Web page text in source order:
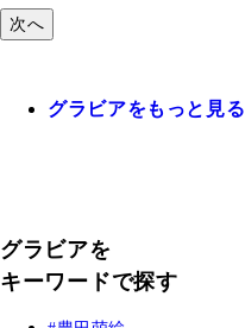
次へ
グラビアをもっと見る
グラビアを
キーワードで探す